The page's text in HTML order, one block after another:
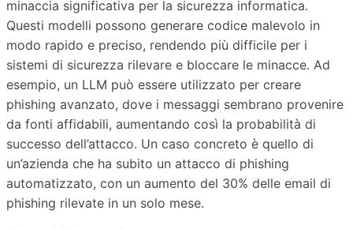
minaccia significativa per la sicurezza informatica.
Questi modelli possono generare codice malevolo in
modo rapido e preciso, rendendo più difficile per i
sistemi di sicurezza rilevare e bloccare le minacce. Ad
esempio, un LLM può essere utilizzato per creare
phishing avanzato, dove i messaggi sembrano provenire
da fonti affidabili, aumentando così la probabilità di
successo dell’attacco. Un caso concreto è quello di
un’azienda che ha subito un attacco di phishing
automatizzato, con un aumento del 30% delle email di
phishing rilevate in un solo mese.